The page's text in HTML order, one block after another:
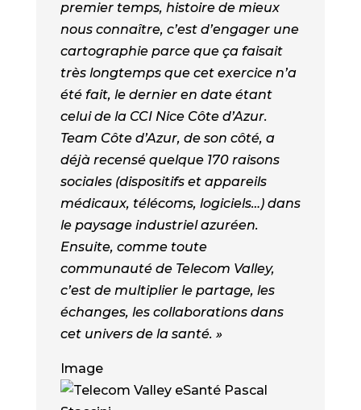
premier temps, histoire de mieux
nous connaître, c’est d’engager une
cartographie parce que ça faisait
très longtemps que cet exercice n’a
été fait, le dernier en date étant
celui de la CCI Nice Côte d’Azur.
Team Côte d’Azur, de son côté, a
déjà recensé quelque 170 raisons
sociales (dispositifs et appareils
médicaux, télécoms, logiciels…) dans
le paysage industriel azuréen.
Ensuite, comme toute
communauté de Telecom Valley,
c’est de multiplier le partage, les
échanges, les collaborations dans
cet univers de la santé. »
Image